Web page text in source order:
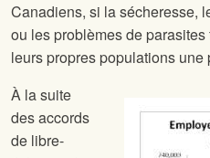
Canadiens, si la sécheresse,
ou les problèmes de
leurs propres populations une
À la suite
des accords
de libre-